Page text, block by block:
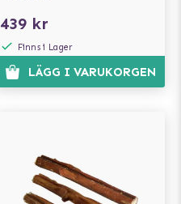
439 kr
Finns i Lager
LÄGG I VARUKORGEN